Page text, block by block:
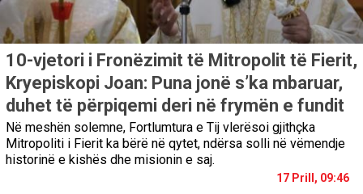
10-vjetori i Fronëzimit të Mitropolit të Fierit,
Kryepiskopi Joan: Puna jonë s’ka mbaruar,
duhet të përpiqemi deri në frymën e fundit
Në meshën solemne, Fortlumtura e Tij vlerësoi gjithçka
Mitropoliti i Fierit ka bërë në qytet, ndërsa solli në vëmendje
historinë e kishës dhe misionin e saj.
17 Prill, 09:46